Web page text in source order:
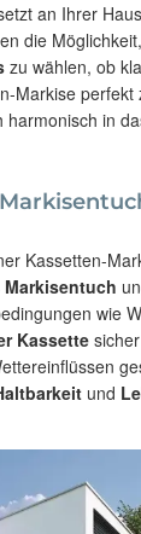
an Ihrer
die
zu wählen, ob
Markise
harmonisch in
Kassetten-
wie
Kassettesicher
und